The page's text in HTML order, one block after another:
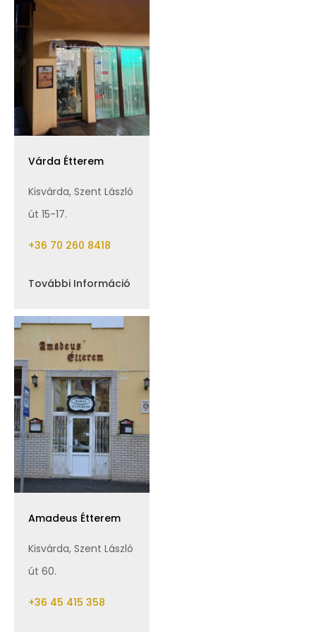
Várda Étterem
Kisvárda, Szent László
út 15-17.
+36 70 260 8418
További Információ
Amadeus Étterem
Kisvárda, Szent László
út 60.
+36 45 415 358